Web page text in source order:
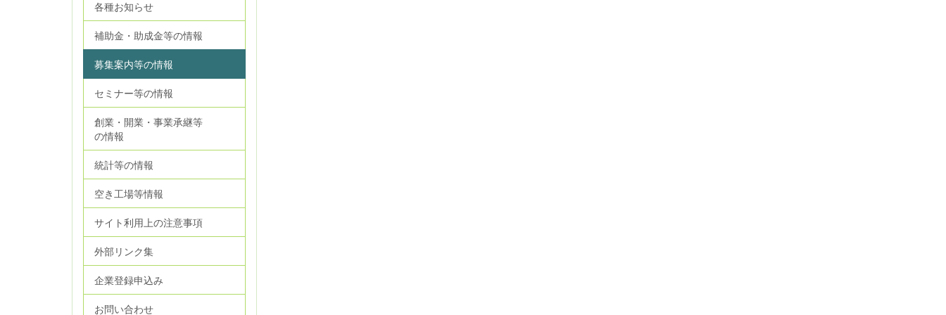
各種お知らせ
補助金・助成金等の情報
募集案内等の情報
セミナー等の情報
創業・開業・事業承継等
の情報
統計等の情報
空き工場等情報
サイト利用上の注意事項
外部リンク集
企業登録申込み
お問い合わせ